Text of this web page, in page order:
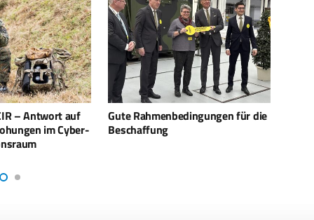
für die
Russische Igel-Panzer rollen an
die Front